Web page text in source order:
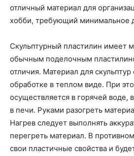
отличный материал для
хобби, требующий минимальное
Скульптурный пластилин имеет
обычным поделочным
отличия. Материал для
обработке в теплом виде. При
осуществляется в горячей воде,
в печи. Руками разогреть
Нагрев следует выполнять
перегреть материал. В
свои пластичные свойства и